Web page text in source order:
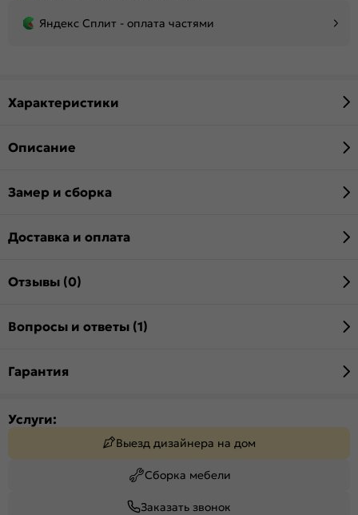
Яндекс Сплит - оплата частями
Характеристики
Описание
Замер и сборка
Доставка и оплата
Отзывы (0)
Вопросы и ответы (1)
Гарантия
Услуги:
Выезд дизайнера на дом
Сборка мебели
Заказать звонок